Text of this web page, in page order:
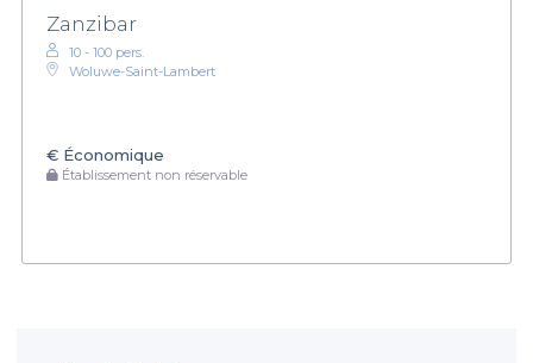
Zanzibar
10 - 100 pers.
Woluwe-Saint-Lambert
€ Économique
Établissement non réservable